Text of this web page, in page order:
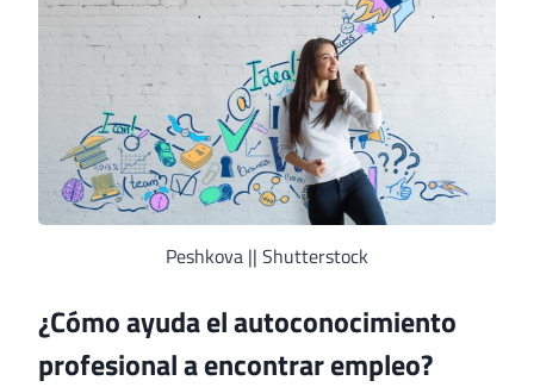
Peshkova || Shutterstock
¿Cómo ayuda el autoconocimiento
profesional a encontrar empleo?